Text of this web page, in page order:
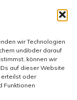
wir Technologien
und/oder darauf
können wir
auf dieser Website
erteilst oder
Funktionen